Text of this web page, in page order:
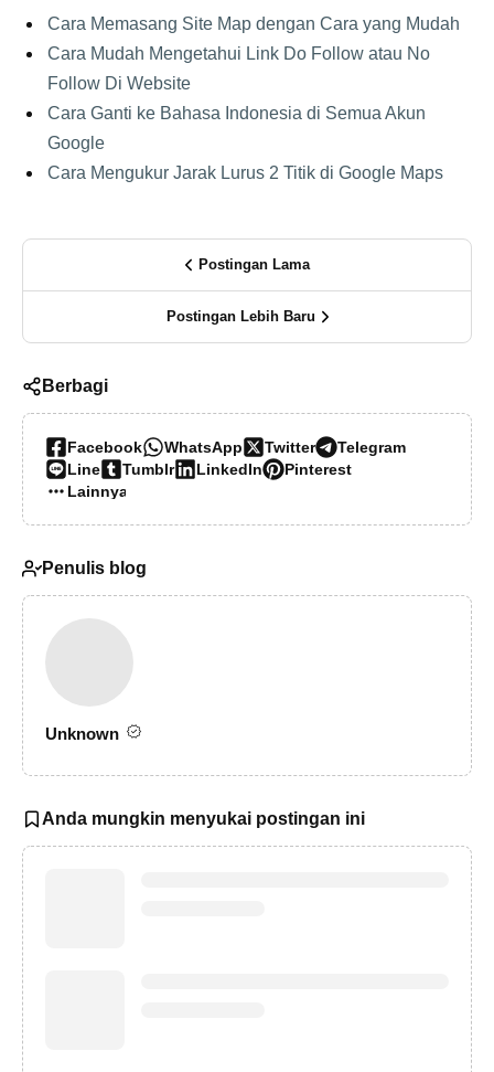
Cara Memasang Site Map dengan Cara yang Mudah
Cara Mudah Mengetahui Link Do Follow atau No
Follow Di Website
Cara Ganti ke Bahasa Indonesia di Semua Akun
Google
Cara Mengukur Jarak Lurus 2 Titik di Google Maps
Postingan Lama
Postingan Lebih Baru
Berbagi
Facebook WhatsApp Twitter
Telegram
Line
Tumblr LinkedIn
Pinterest
Lainnya…
Penulis blog
Unknown
Anda mungkin menyukai postingan ini